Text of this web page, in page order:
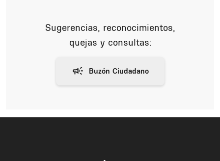
Sugerencias, reconocimientos,
quejas y consultas: